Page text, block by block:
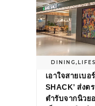
DINING ,
เอาใจสายเบอ
SHACK’ ส่ง
ตำรับจากนิวย